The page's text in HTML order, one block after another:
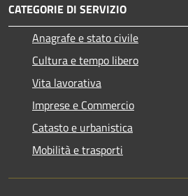
CATEGORIE DI SERVIZIO
Anagrafe e stato civile
Cultura e tempo libero
Vita lavorativa
Imprese e Commercio
Catasto e urbanistica
Mobilità e trasporti